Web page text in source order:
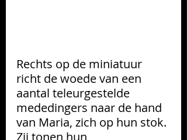
Rechts op de miniatuur
richt de woede van een
aantal teleurgestelde
mededingers naar de hand
van Maria, zich op hun stok.
Zij tonen hun